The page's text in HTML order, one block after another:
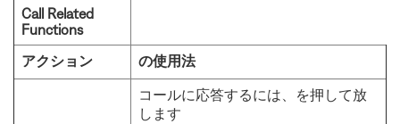
Call Related
Functions
アクション
の使用法
コールに応答するには、を押して放
します